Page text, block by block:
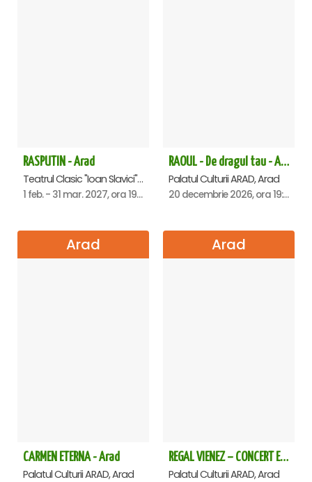
RASPUTIN - Arad
Teatrul Clasic "Ioan Slavici", Arad
1 feb. - 31 mar. 2027, ora 19:00
RAOUL - De dragul tau - Arad
Palatul Culturii ARAD, Arad
20 decembrie 2026, ora 19:00
Arad
CARMEN ETERNA - Arad
Palatul Culturii ARAD, Arad
Arad
REGAL VIENEZ – CONCERT EXTRAORDINAR DE CRACIUN - Arad
Palatul Culturii ARAD, Arad